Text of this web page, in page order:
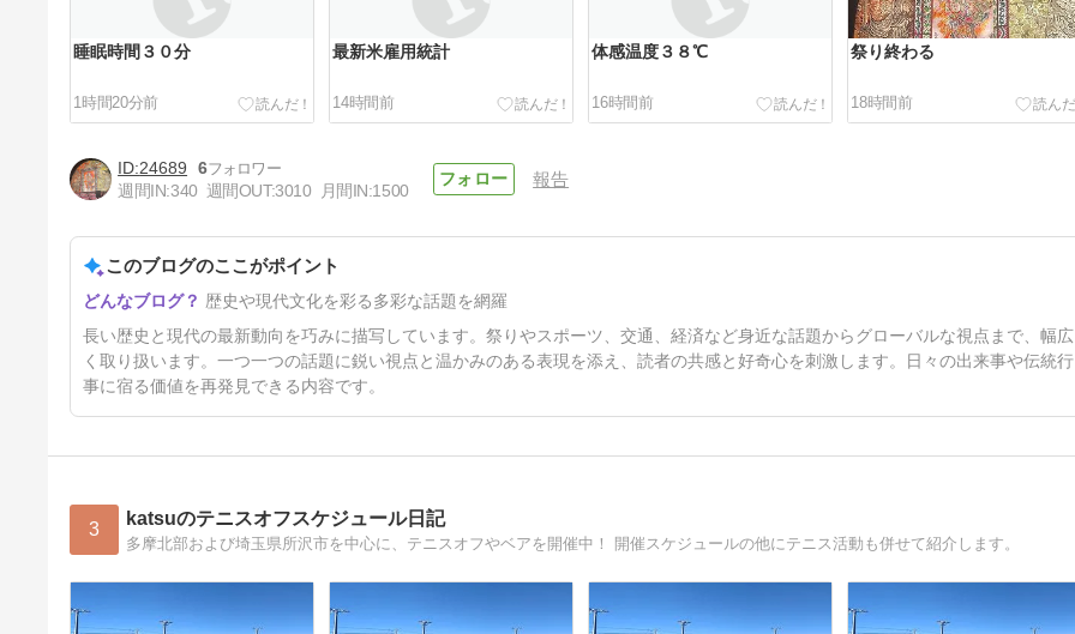
睡眠時間３０分
1時間20分前
最新米雇用統計
14時間前
体感温度３８℃
16時間前
祭り終わる
18時間前
北京ダック
23時間前
24689
6
週間IN:340 週間OUT:3010 月間IN:1500
報告
このブログのここがポイント
歴史や現代文化を彩る多彩な話題を網羅
長い歴史と現代の最新動向を巧みに描写しています。祭りやスポーツ、交通、経済など身近な話題からグローバルな視点まで、幅広
く取り扱います。一つ一つの話題に鋭い視点と温かみのある表現を添え、読者の共感と好奇心を刺激します。日々の出来事や伝統行
事に宿る価値を再発見できる内容です。
3 katsuのテニスオフスケジュール日記
多摩北部および埼玉県所沢市を中心に、テニスオフやベアを開催中！ 開催スケジュールの他にテニス活動も併せて紹介します。